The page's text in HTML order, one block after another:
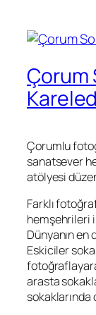
Çorum
Çorumlu
sanatsever
atölyesi
Farklı
hemşehrileri
Dünyanın en
Eskiciler
arasta